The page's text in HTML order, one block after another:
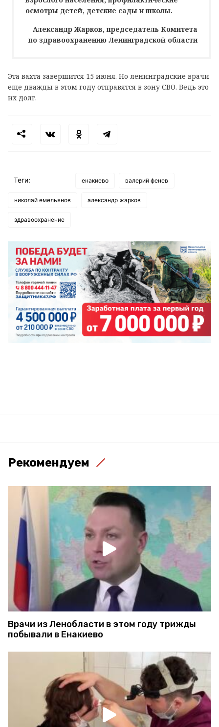
осмотры детей, детские сады и школы.
Александр Жарков, председатель Комитета
по здравоохранению Ленинградской области
Эта вахта завершится 15 июня. Но ленинградские врачи
еще дважды в этом году отправятся в зону СВО. Ведь это
их долг.
Теги: енакиево валерий фенев
николай емельянов александр жарков
здравоохранение
Рекомендуем
Врачи из Ленобласти в этом году трижды
побывали в Енакиево